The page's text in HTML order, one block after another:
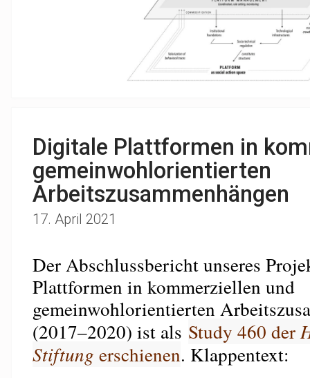
Digitale Plattformen in
gemeinwohlorientierten
Arbeitszusammenhängen
17. April 2021
Der Abschlussbericht unseres
Plattformen in kommerziellen und
gemeinwohlorientierten
(2017–2020) ist als Study 460 der
Stiftung erschienen. Klappentext: